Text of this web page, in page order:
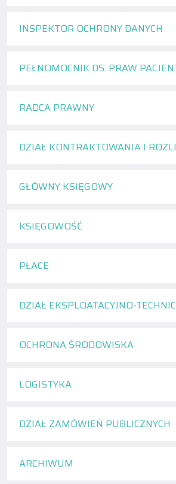
INSPEKTOR OCHRONY DANYCH
PEŁNOMOCNIK DS. PRAW
RADCA PRAWNY
DZIAŁ KONTRAKTOWANIA I
GŁÓWNY KSIĘGOWY
KSIĘGOWOŚĆ
PŁACE
DZIAŁ EKSPLOATACYJNO-
OCHRONA ŚRODOWISKA
LOGISTYKA
DZIAŁ ZAMÓWIEŃ PUBLICZNYCH
ARCHIWUM